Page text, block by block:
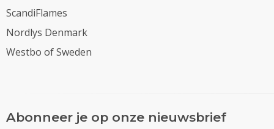
ScandiFlames
Nordlys Denmark
Westbo of Sweden
Abonneer je op onze nieuwsbrief